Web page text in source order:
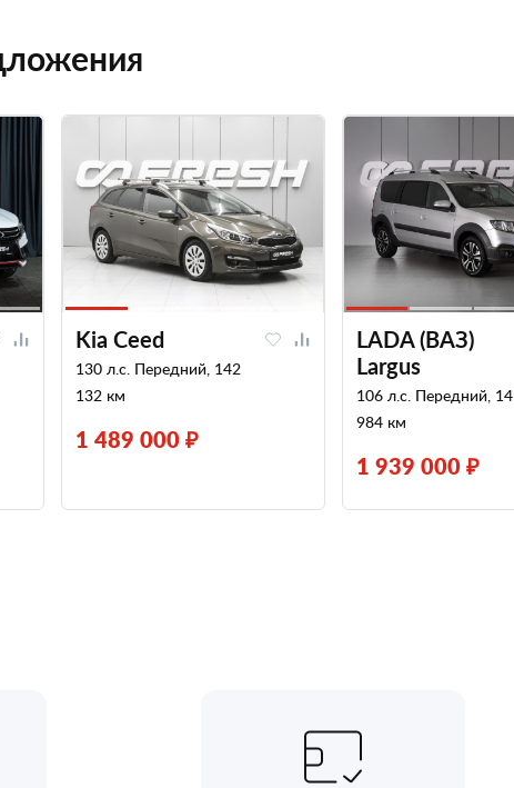
Kia Ceed
130 л.с. Передний, 142
132 км
1 489 000 ₽
LADA (ВАЗ)
Largus
106 л.с. Передний, 14
984 км
1 939 000 ₽